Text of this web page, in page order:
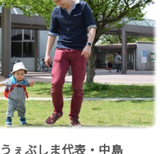
うぇぶしま代表・中島